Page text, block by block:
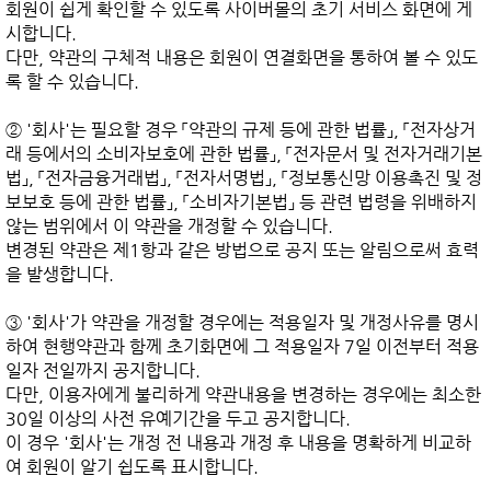
회원이 쉽게 확인할 수 있도록 사이버몰의 초기 서비스 화면에 게
시합니다.
다만, 약관의 구체적 내용은 회원이 연결화면을 통하여 볼 수 있도
록 할 수 있습니다.
② '회사'는 필요할 경우 「약관의 규제 등에 관한 법률」, 「전자상거
래 등에서의 소비자보호에 관한 법률」, 「전자문서 및 전자거래기본
법」, 「전자금융거래법」, 「전자서명법」, 「정보통신망 이용촉진 및 정
보보호 등에 관한 법률」, 「소비자기본법」 등 관련 법령을 위배하지
않는 범위에서 이 약관을 개정할 수 있습니다.
변경된 약관은 제1항과 같은 방법으로 공지 또는 알림으로써 효력
을 발생합니다.
③ '회사'가 약관을 개정할 경우에는 적용일자 및 개정사유를 명시
하여 현행약관과 함께 초기화면에 그 적용일자 7일 이전부터 적용
일자 전일까지 공지합니다.
다만, 이용자에게 불리하게 약관내용을 변경하는 경우에는 최소한
30일 이상의 사전 유예기간을 두고 공지합니다.
이 경우 '회사'는 개정 전 내용과 개정 후 내용을 명확하게 비교하
여 회원이 알기 쉽도록 표시합니다.